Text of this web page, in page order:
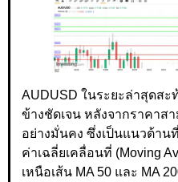
AUDUSD ในระยะล่าสุดส
ข้างชัดเจน หลังจากราคาส
อย่างมั่นคง ซึ่งเป็นแนวต้า
ค่าเฉลี่ยเคลื่อนที่ (Moving
เหนือเส้น MA 50 และ MA